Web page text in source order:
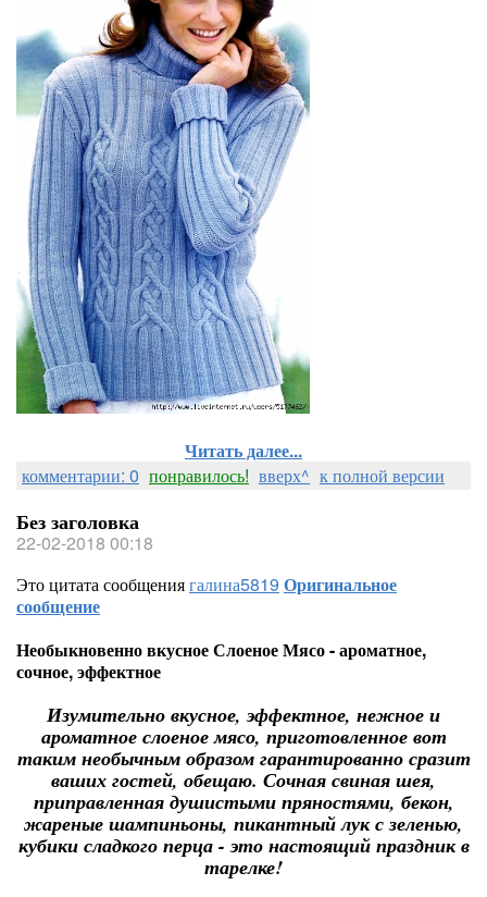
Читать далее...
комментарии: 0 понравилось! вверх^ к полной версии
Без заголовка
22-02-2018 00:18
Это цитата сообщениягалина5819 Оригинальное
сообщение
Необыкновенно вкусное Слоеное Мясо - ароматное,
сочное, эффектное
Изумительно вкусное, эффектное, нежное и
ароматное слоеное мясо, приготовленное вот
таким необычным образом гарантированно сразит
ваших гостей, обещаю. Сочная свиная шея,
приправленная душистыми пряностями, бекон,
жареные шампиньоны, пикантный лук с зеленью,
кубики сладкого перца - это настоящий праздник в
тарелке!